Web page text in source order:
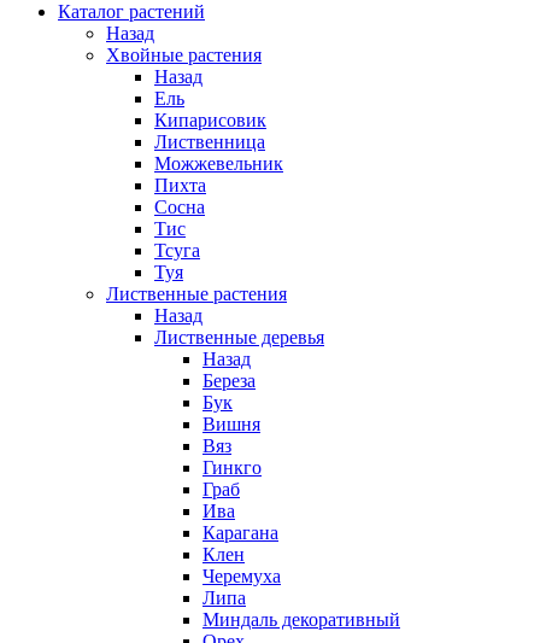
Каталог растений
Назад
Хвойные растения
Назад
Ель
Кипарисовик
Лиственница
Можжевельник
Пихта
Сосна
Тис
Тсуга
Туя
Лиственные растения
Назад
Лиственные деревья
Назад
Береза
Бук
Вишня
Вяз
Гинкго
Граб
Ива
Карагана
Клен
Черемуха
Липа
Миндаль декоративный